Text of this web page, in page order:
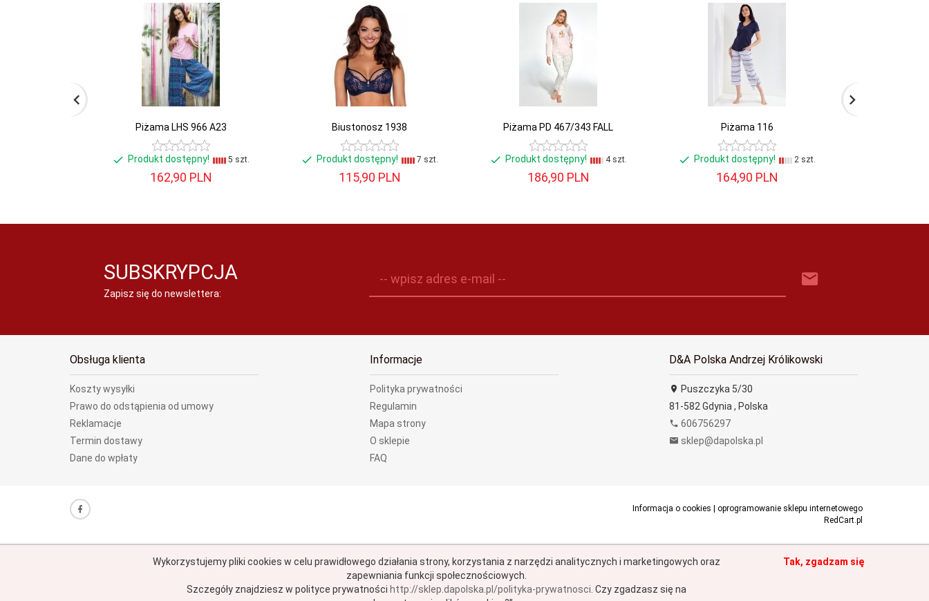
Piżama LHS 966 A23
Produkt dostępny! 5 szt.
162,90 PLN
Biustonosz 1938
Produkt dostępny! 7 szt.
115,90 PLN
Piżama PD 467/343 FALL
Produkt dostępny! 4 szt.
186,90 PLN
Piżama 116
Produkt dostępny! 2 szt.
164,90 PLN
SUBSKRYPCJA
Zapisz się do newslettera:
-- wpisz adres e-mail --
Obsługa klienta
Koszty wysyłki
Prawo do odstąpienia od umowy
Reklamacje
Termin dostawy
Dane do wpłaty
Informacje
Polityka prywatności
Regulamin
Mapa strony
O sklepie
FAQ
D&A Polska Andrzej Królikowski
Puszczyka 5/30
81-582 Gdynia , Polska
606756297
sklep@dapolska.pl
Informacja o cookies
oprogramowanie sklepu internetowego
RedCart.pl
Wykorzystujemy pliki cookies w celu prawidłowego działania strony, korzystania z narzędzi analitycznych i marketingowych oraz
zapewniania funkcji społecznościowych.
Szczegóły znajdziesz w polityce prywatnościhttp://sklep.dapolska.pl/polityka-prywatnosci .Czy zgadzasz się na
Tak, zgadzam się